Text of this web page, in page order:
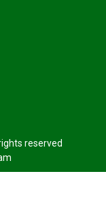
reserved